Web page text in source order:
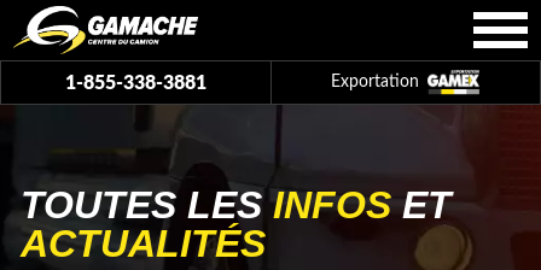
1-855-338-3881 Exportation
TOUTES LESINFOSET
ACTUALITÉS